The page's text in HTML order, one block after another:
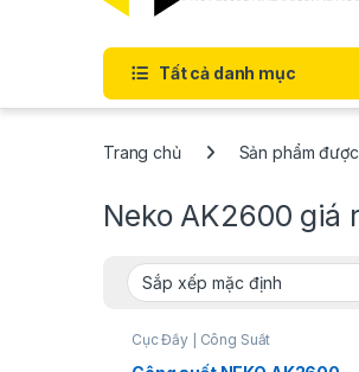
Tất cả danh mục
Trang chủ Sản phẩm
Neko AK2600 giá
Cục Đẩy | Công Suất